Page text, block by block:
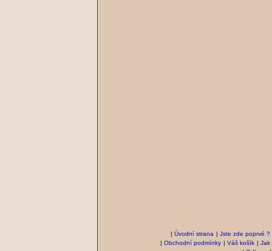
| Úvodní strana | Jste zde poprvé ?
| Obchodní podmínky | Váš košík | Jak